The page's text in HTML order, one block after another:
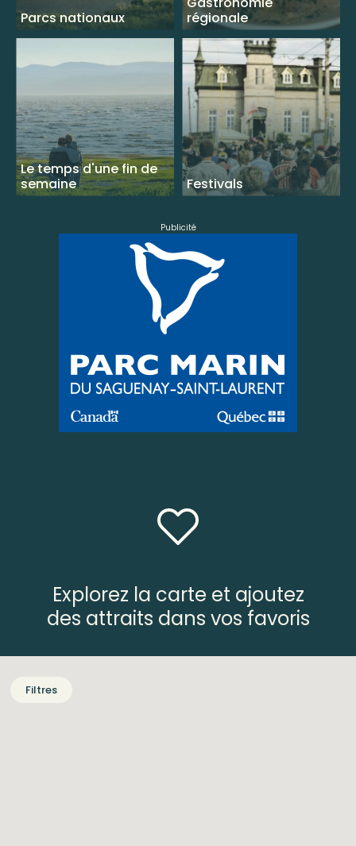
Parcs nationaux
régionale
Le temps d'une fin de
semaine
Festivals
Publicité
Explorez la carte et ajoutez
des attraits dans vos favoris
Filtres